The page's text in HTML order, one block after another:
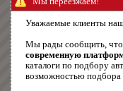
Уважаемые клиенты
Мы рады сообщить,
современную
каталоги по подбору
возможностью подбора